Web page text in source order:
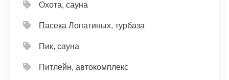
Охота, сауна
Пасека Лопатиных, турбаза
Пик, сауна
Питлейн, автокомплекс